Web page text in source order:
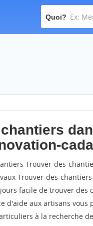
Quoi?
Trouver-des-
Trouver-des-
facile de trouver des
d'aide aux artisans
à la recherche